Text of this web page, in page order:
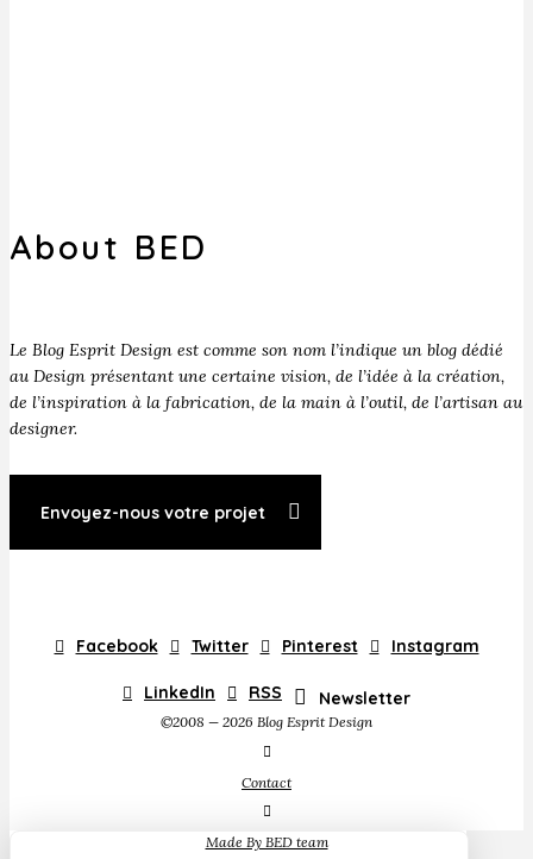
About BED
Le Blog Esprit Design est comme son nom l’indique un blog dédié
au Design présentant une certaine vision, de l’idée à la création,
de l’inspiration à la fabrication, de la main à l’outil, de l’artisan au
designer.
Envoyez-nous votre projet
Facebook Twitter Pinterest Instagram
LinkedIn RSS Newsletter
©2008 — 2026 Blog Esprit Design
Contact
Made By BED team